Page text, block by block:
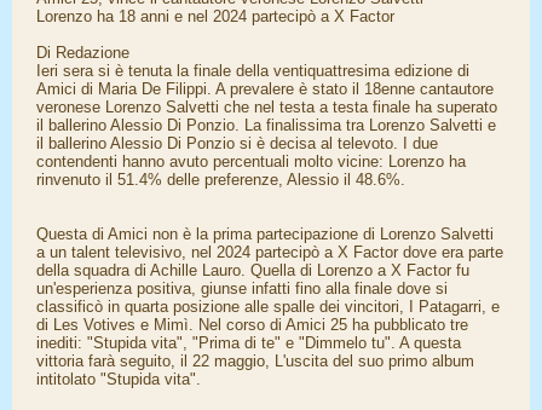
Lorenzo ha 18 anni e nel 2024 partecipò a X Factor
Di Redazione
Ieri sera si è tenuta la finale della ventiquattresima edizione di
Amici di Maria De Filippi. A prevalere è stato il 18enne cantautore
veronese Lorenzo Salvetti che nel testa a testa finale ha superato
il ballerino Alessio Di Ponzio. La finalissima tra Lorenzo Salvetti e
il ballerino Alessio Di Ponzio si è decisa al televoto. I due
contendenti hanno avuto percentuali molto vicine: Lorenzo ha
rinvenuto il 51.4% delle preferenze, Alessio il 48.6%.
Questa di Amici non è la prima partecipazione di Lorenzo Salvetti
a un talent televisivo, nel 2024 partecipò a X Factor dove era parte
della squadra di Achille Lauro. Quella di Lorenzo a X Factor fu
un'esperienza positiva, giunse infatti fino alla finale dove si
classificò in quarta posizione alle spalle dei vincitori, I Patagarri, e
di Les Votives e Mimì. Nel corso di Amici 25 ha pubblicato tre
inediti: "Stupida vita", "Prima di te" e "Dimmelo tu". A questa
vittoria farà seguito, il 22 maggio, L'uscita del suo primo album
intitolato "Stupida vita".